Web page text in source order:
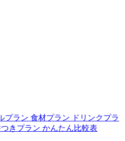
プラン 食材プラン ドリンクプラ
きプラン かんたん比較表